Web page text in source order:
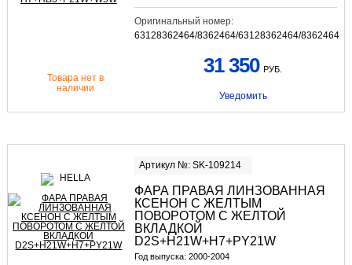
Оригинальный номер:
63128362464/8362464/63128362464/8362464
Товара нет в
наличии
31 350 РУБ.
Уведомить
Артикул №: SK-109214
ФАРА ПРАВАЯ ЛИНЗОВАННАЯ
КСЕНОН С ЖЕЛТЫМ
ПОВОРОТОМ С ЖЕЛТОЙ
ВКЛАДКОЙ
D2S+H21W+H7+PY21W
Год выпуска: 2000-2004